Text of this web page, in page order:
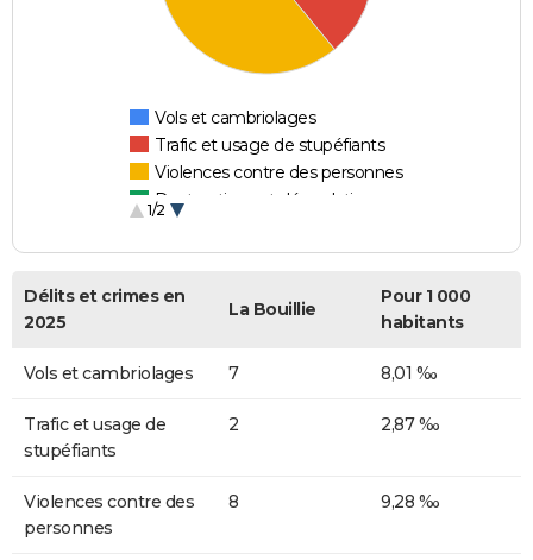
Vols et cambriolages
Trafic et usage de stupéfiants
Violences contre des personnes
Destructions et dégradations
1/2
Délits et crimes en
2025
La Bouillie
Pour 1 000
habitants
Vols et cambriolages 7 8,01 ‰
Trafic et usage de
stupéfiants
2 2,87 ‰
Violences contre des
personnes
8 9,28 ‰